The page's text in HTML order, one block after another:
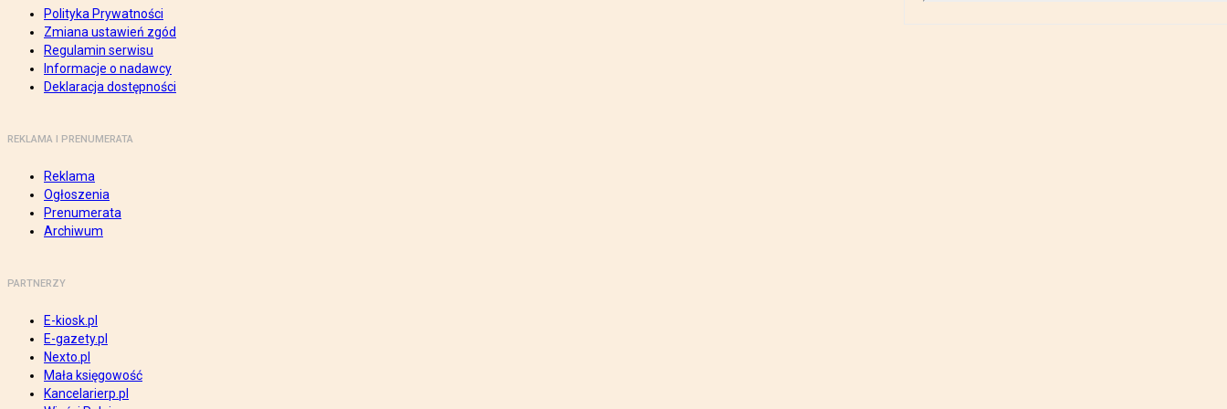
Polityka Prywatności
Zmiana ustawień zgód
Regulamin serwisu
Informacje o nadawcy
Deklaracja dostępności
REKLAMA I PRENUMERATA
Reklama
Ogłoszenia
Prenumerata
Archiwum
PARTNERZY
E-kiosk.pl
E-gazety.pl
Nexto.pl
Mała księgowość
Kancelarierp.pl